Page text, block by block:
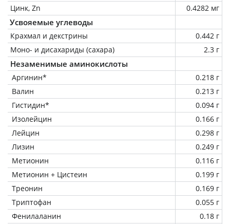
Цинк, Zn
0.4282 мг
Усвояемые углеводы
Крахмал и декстрины
0.442 г
Моно- и дисахариды (сахара)
2.3 г
Незаменимые аминокислоты
Аргинин*
0.218 г
Валин
0.213 г
Гистидин*
0.094 г
Изолейцин
0.166 г
Лейцин
0.298 г
Лизин
0.249 г
Метионин
0.116 г
Метионин + Цистеин
0.199 г
Треонин
0.169 г
Триптофан
0.055 г
Фенилаланин
0.18 г